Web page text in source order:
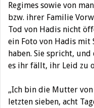
Regimes sowie von
bzw. ihrer Familie
Tod von Hadis nicht
ein Foto von Hadis mit
haben. Sie spricht,
es ihr fällt, ihr Leid zu
„Ich bin die Mutter
letzten sieben, acht